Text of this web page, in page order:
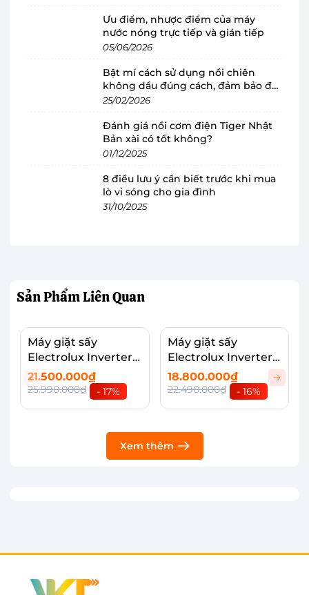
Máy giặt sấy Electrolux Inverter 9 kg
EWW9024P5WB có thiết kế tiên tiến, đẹp
Máy giặt Electrolux thuộc dòng máy giặt cửa
trước, lồng ngang với gam màu trắng trang
nhã, nhỏ gọn, tôn thêm vẻ đẹp nội thất gia đình.
Hơn nữa, sản phẩm này không chỉ có chức năng
giặt mà còn có thể sấy khô quần áo, đáp ứng
áo.
Ưu điểm, nhược điểm của máy
nước nóng trực tiếp và gián tiếp
05/06/2026
Bật mí cách sử dụng nồi chiên
không dầu đúng cách, đảm bảo độ
bền
25/02/2026
Đánh giá nồi cơm điện Tiger Nhật
Bản xài có tốt không?
01/12/2025
8 điều lưu ý cần biết trước khi mua
lò vi sóng cho gia đình
31/10/2025
Sản PhẩmLiên Quan
Máy giặt sấy
Electrolux Inverter
EWW1343R7WC
21.500.000₫
25.990.000₫ - 17%
Máy giặt sấy
Electrolux Inverter
EWW1143R7SC
18.800.000₫
22.490.000₫ - 16%
Xem thêm